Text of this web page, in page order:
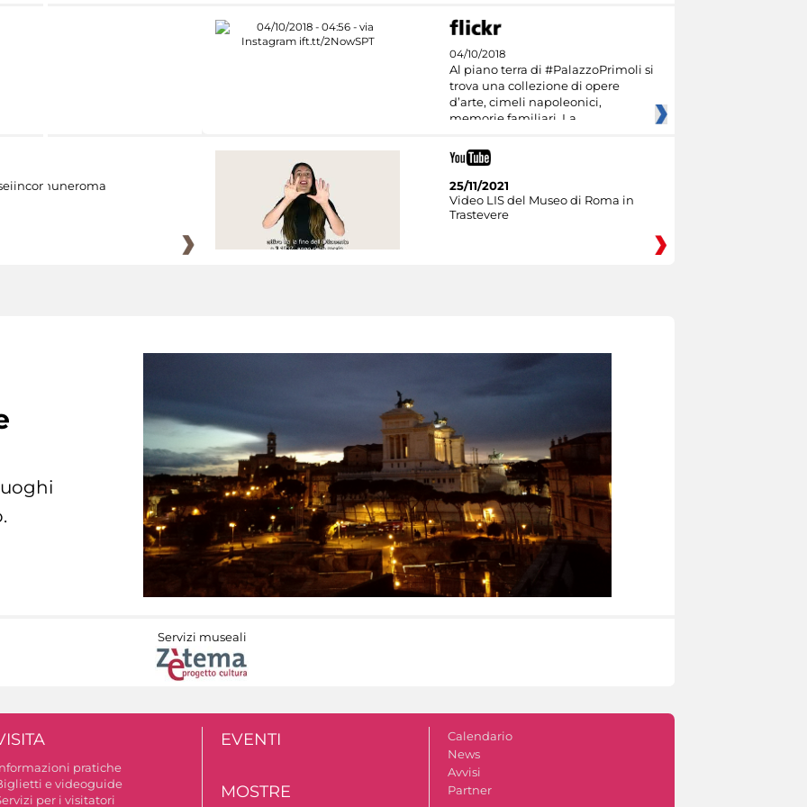
04/10/2018
Al piano terra di #PalazzoPrimoli si
trova una collezione di opere
d’arte, cimeli napoleonici,
memorie familiari. La
25/11/2021
Video LIS del Museo di Roma in
Trastevere
Servizi museali
pratiche
e videoguide
per i visitatori
EVENTI
MOSTRE
Calendario
News
Avvisi
Partner